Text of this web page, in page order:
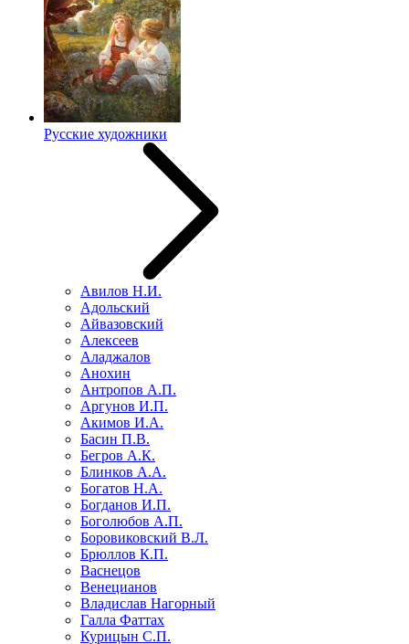
Русские художники
Авилов Н.И.
Адольский
Айвазовский
Алексеев
Аладжалов
Анохин
Антропов А.П.
Аргунов И.П.
Акимов И.А.
Басин П.В.
Бегров А.К.
Блинков А.А.
Богатов Н.А.
Богданов И.П.
Боголюбов А.П.
Боровиковский В.Л.
Брюллов К.П.
Васнецов
Венецианов
Владислав Нагорный
Галла Фаттах
Курицын С.П.